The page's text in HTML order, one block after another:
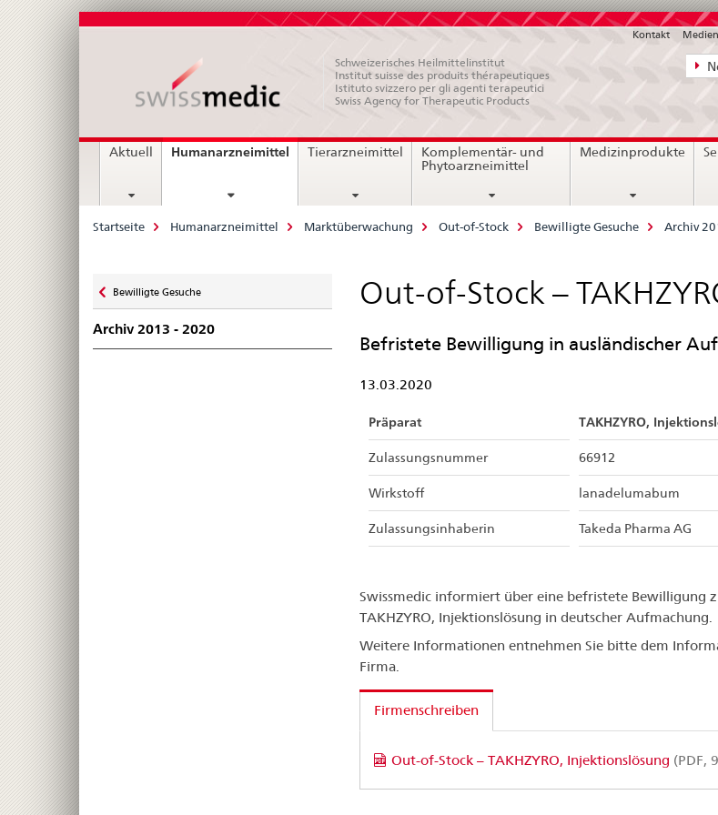
Kontakt Medien
Schweizerisches Heilmittelinstitut
Institut suisse des produits thérapeutiques
Istituto svizzero per gli agenti terapeutici
Swiss Agency for Therapeutic Products
Hauptnavigation
Aktuell Humanarzneimittel current
Tierarzneimittel
Komplementär- und
Phytoarzneimittel
Medizinprodukte
Breadcrumb
Startseite Humanarzneimittel Marktüberwachung Out-of-Stock Bewilligte Gesuche Archiv
zu
Bewilligte Gesuche
Archiv 2013 - 2020
Out-of-Stock –
Befristete Bewilligung in ausländischer
13.03.2020
Präparat TAKHZYRO,
Zulassungsnummer 66912
Wirkstoff lanadelumabum
Zulassungsinhaberin Takeda Pharma AG
Swissmedic informiert über eine befristete Bewilligung
TAKHZYRO, Injektionslösung in deutscher Aufmachung.
Weitere Informationen entnehmen Sie bitte dem
Firma.
Firmenschreiben
Out-of-Stock – TAKHZYRO, Injektionslösung (PDF,